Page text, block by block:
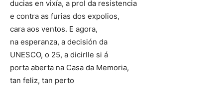
ducias en vixía, a prol da resistencia
e contra as furias dos expolios,
cara aos ventos. E agora,
na esperanza, a decisión da
UNESCO, o 25, a dicirlle si á
porta aberta na Casa da Memoria,
tan feliz, tan perto